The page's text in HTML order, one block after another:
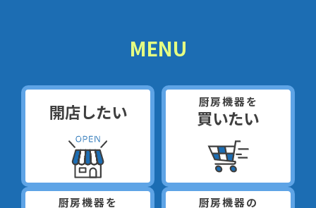
MENU
開店したい 厨房機器を
買いたい
厨房機器を 厨房機器の